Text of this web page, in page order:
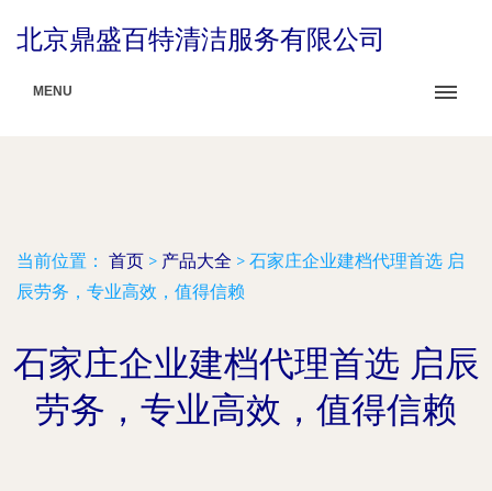
北京鼎盛百特清洁服务有限公司
MENU
当前位置： 首页 > 产品大全 > 石家庄企业建档代理首选 启
辰劳务，专业高效，值得信赖
石家庄企业建档代理首选 启辰
劳务，专业高效，值得信赖